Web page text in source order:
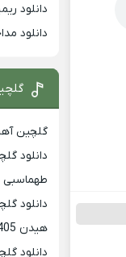
دانلود
دانلود
گلچین
دانلود
طهماسبی
دانلود
هیدن 1405
دانلود گلچین 100 آهنگ